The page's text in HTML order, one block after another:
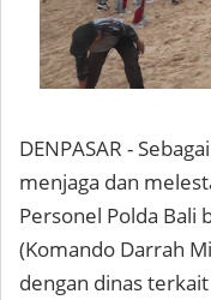
DENPASAR -
menjaga dan
Personel Polda Bali
(Komando Darrah
dengan dinas